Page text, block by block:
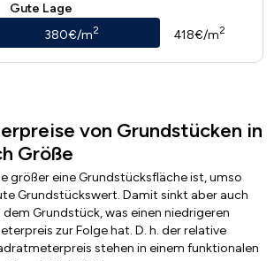
Gute Lage
380€/m2 418€/m2
von Grundstücken in
Größe
größer eine Grundstücksfläche ist, umso
Grundstückswert. Damit sinkt aber auch
Grundstück, was einen niedrigeren
zur Folge hat. D. h. der relative
stehen in einem funktionalen